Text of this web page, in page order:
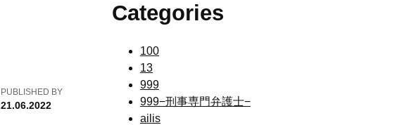
PUBLISHED BY
21.06.2022
Categories
100
13
999
999−刑事専門弁護士−
ailis